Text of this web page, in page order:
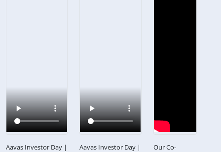
Aavas Investor Day |
Aavas Investor Day |
Our Co-